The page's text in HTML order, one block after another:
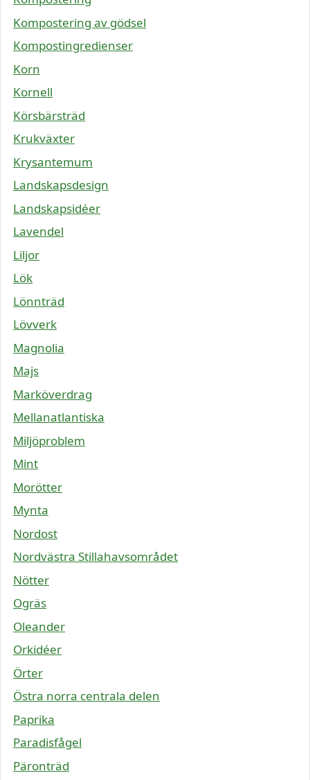
Kompostering av gödsel
Kompostingredienser
Korn
Kornell
Körsbärsträd
Krukväxter
Krysantemum
Landskapsdesign
Landskapsidéer
Lavendel
Liljor
Lök
Lönnträd
Lövverk
Magnolia
Majs
Marköverdrag
Mellanatlantiska
Miljöproblem
Mint
Morötter
Mynta
Nordost
Nordvästra Stillahavsområdet
Nötter
Ogräs
Oleander
Orkidéer
Örter
Östra norra centrala delen
Paprika
Paradisfågel
Päronträd